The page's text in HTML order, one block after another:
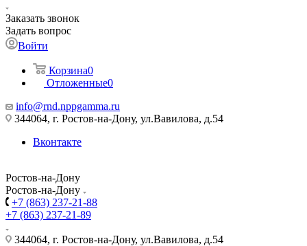
Заказать звонок
Задать вопрос
Войти
Корзина0
Отложенные0
info@rnd.nppgamma.ru
344064, г. Ростов-на-Дону, ул.Вавилова, д.54
Вконтакте
Ростов-на-Дону
Ростов-на-Дону
+7 (863) 237-21-88
+7 (863) 237-21-89
344064, г. Ростов-на-Дону, ул.Вавилова, д.54